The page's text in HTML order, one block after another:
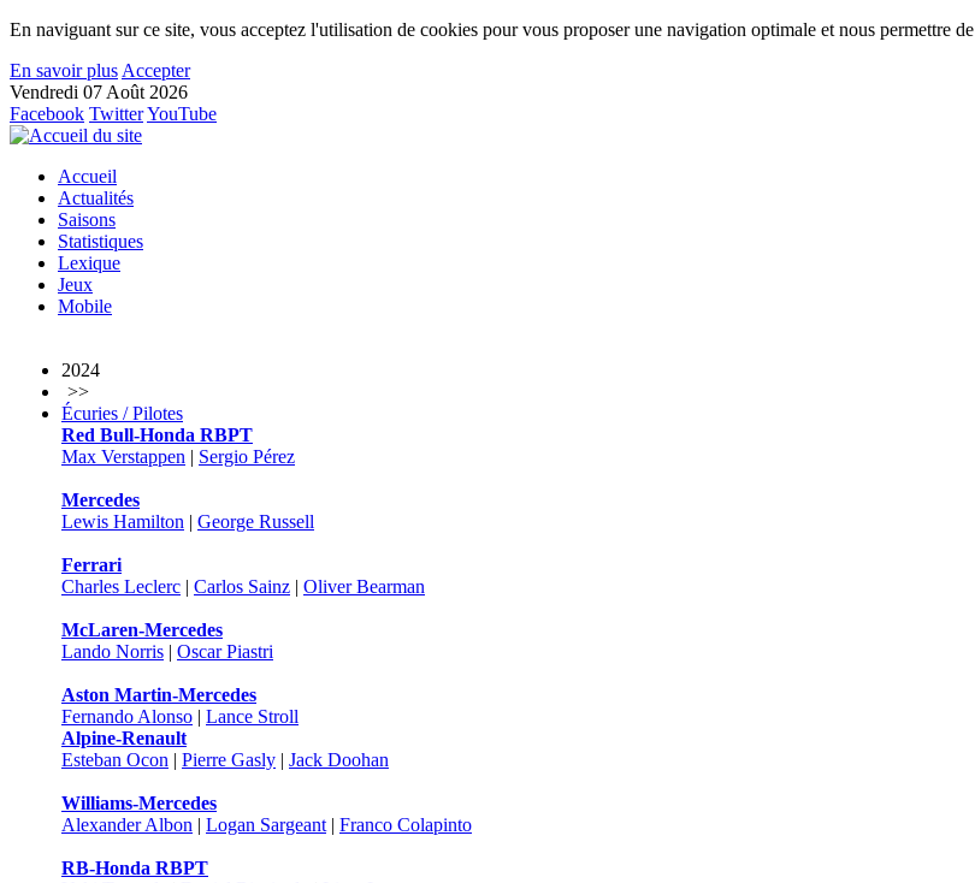
En naviguant sur ce site, vous acceptez l'utilisation de cookies pour vous proposer une navigation optimale et nous permettre
En savoir plus Accepter
Vendredi 07 Août 2026
Facebook TwitterYouTube
Accueil
Actualités
Saisons
Statistiques
Lexique
Jeux
Mobile
2024
>>
Écuries / Pilotes
Red Bull-Honda RBPT
Max Verstappen | Sergio Pérez
Mercedes
Lewis Hamilton | George Russell
Ferrari
Charles Leclerc | Carlos Sainz | Oliver Bearman
McLaren-Mercedes
Lando Norris | Oscar Piastri
Aston Martin-Mercedes
Fernando Alonso | Lance Stroll
Alpine-Renault
Esteban Ocon | Pierre Gasly | Jack Doohan
Williams-Mercedes
Alexander Albon | Logan Sargeant | Franco Colapinto
RB-Honda RBPT